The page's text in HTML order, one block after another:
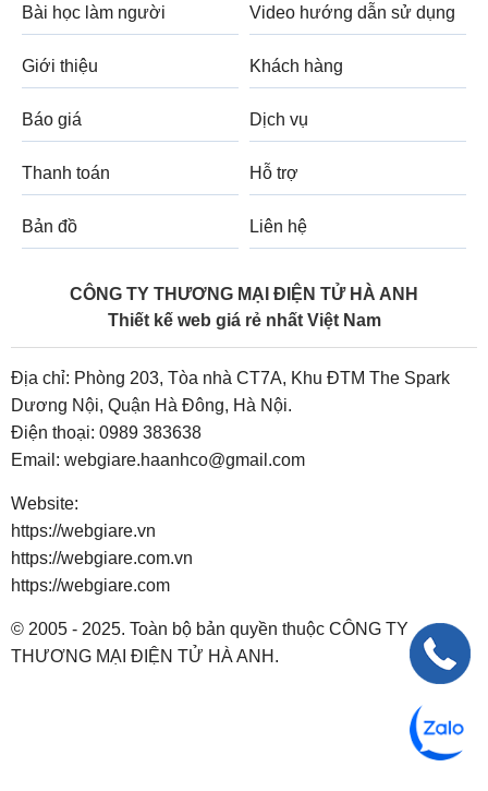
Bài học làm người Video hướng dẫn sử dụng
Giới thiệu Khách hàng
Báo giá Dịch vụ
Thanh toán Hỗ trợ
Bản đồ Liên hệ
CÔNG TY THƯƠNG MẠI ĐIỆN TỬ HÀ ANH
Thiết kế web giá rẻ nhất Việt Nam
Địa chỉ: Phòng 203, Tòa nhà CT7A, Khu ĐTM The Spark
Dương Nội, Quận Hà Đông, Hà Nội.
Điện thoại: 0989 383638
Email: webgiare.haanhco@gmail.com
Website:
https://webgiare.vn
https://webgiare.com.vn
https://webgiare.com
© 2005 - 2025. Toàn bộ bản quyền thuộc CÔNG TY
THƯƠNG MẠI ĐIỆN TỬ HÀ ANH.